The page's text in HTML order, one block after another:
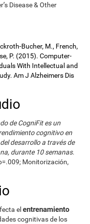
Disease & Other
Bucher, M., French,
P. (2015). Computer-
With Intellectual and
Am J Alzheimers Dis
de CogniFit es un
cognitivo en
desarrollo a través de
durante 10 semanas.
Monitorización,
elentrenamiento
cognitivas de los